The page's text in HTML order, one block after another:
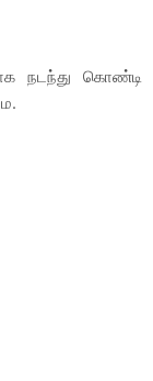
நடந்து கொண்டி